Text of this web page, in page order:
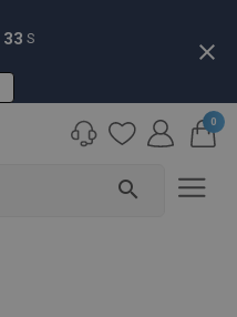
32 S close
search
0